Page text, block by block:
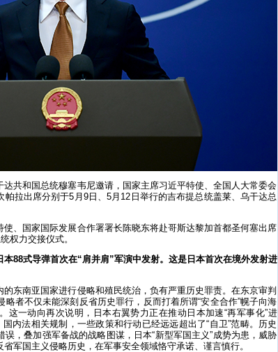
达共和国总统穆塞韦尼邀请，国家主席习近平特使、全国人大常委会
拉出席分别于5月9日、5月12日举行的吉布提总统盖莱、乌干达总
使、国家国际发展合作署署长陈晓东将赴哥斯达黎加首都圣何塞出席
权力交接仪式。
88式导弹首次在“肩并肩”军演中发射。这是日本首次在境外发射进
东南亚国家进行侵略和殖民统治，负有严重历史罪责。在东京审判
者不仅未能深刻反省历史罪行，反而打着所谓“安全合作”幌子向海
这一动向再次说明，日本右翼势力正在推动日本加速“再军事化”进
内法相关规制，一些政策和行动已经远远超出了“自卫”范畴。历史
，叠加强军备战的战略图谋，日本“新型军国主义”成势为患，威胁
军国主义侵略历史，在军事安全领域恪守承诺、谨言慎行。